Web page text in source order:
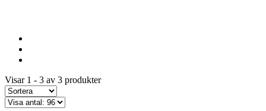
Visar 1 - 3 av 3 produkter